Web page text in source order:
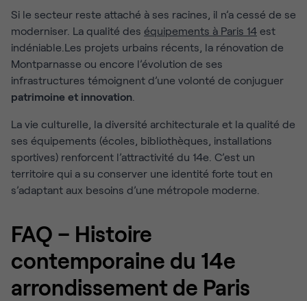
Si le secteur reste attaché à ses racines, il n’a cessé de se
moderniser. La qualité des équipements à Paris 14 est
indéniable.Les projets urbains récents, la rénovation de
Montparnasse ou encore l’évolution de ses
infrastructures témoignent d’une volonté de conjuguer
patrimoine et innovation
La vie culturelle, la diversité architecturale et la qualité de
ses équipements (écoles, bibliothèques, installations
sportives) renforcent l’attractivité du 14e. C’est un
territoire qui a su conserver une identité forte tout en
s’adaptant aux besoins d’une métropole moderne.
FAQ – Histoire
contemporaine du 14e
arrondissement de Paris